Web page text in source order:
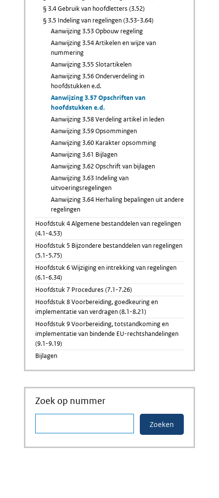
§ 3.4 Gebruik van hoofdletters (3.52)
§ 3.5 Indeling van regelingen (3.53-3.64)
Aanwijzing 3.53 Opbouw regeling
Aanwijzing 3.54 Artikelen en wijze van
nummering
Aanwijzing 3.55 Slotartikelen
Aanwijzing 3.56 Onderverdeling in
hoofdstukken e.d.
Aanwijzing 3.57 Opschriften van
hoofdstukken e.d.
Aanwijzing 3.58 Verdeling artikel in leden
Aanwijzing 3.59 Opsommingen
Aanwijzing 3.60 Karakter opsomming
Aanwijzing 3.61 Bijlagen
Aanwijzing 3.62 Opschrift van bijlagen
Aanwijzing 3.63 Indeling van
uitvoeringsregelingen
Aanwijzing 3.64 Herhaling bepalingen uit andere
regelingen
Hoofdstuk 4 Algemene bestanddelen van regelingen
(4.1-4.53)
Hoofdstuk 5 Bijzondere bestanddelen van regelingen
(5.1-5.75)
Hoofdstuk 6 Wijziging en intrekking van regelingen
(6.1-6.34)
Hoofdstuk 7 Procedures (7.1-7.26)
Hoofdstuk 8 Voorbereiding, goedkeuring en
implementatie van verdragen (8.1-8.21)
Hoofdstuk 9 Voorbereiding, totstandkoming en
implementatie van bindende EU-rechtshandelingen
(9.1-9.19)
Bijlagen
Zoek op nummer